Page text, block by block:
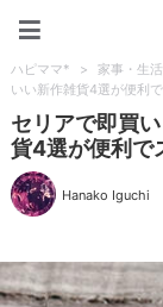
ハピママ* > 家事・生
いい新作雑貨4選が便利
セリアで即買
貨4選が便利で
Hanako Iguchi